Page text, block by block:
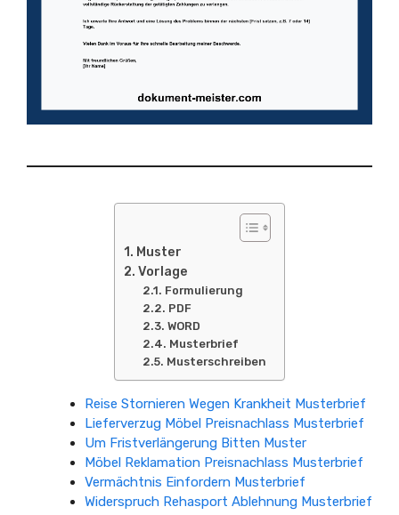
Muster
Vorlage
Formulierung
PDF
WORD
Musterbrief
Musterschreiben
Reise Stornieren Wegen Krankheit Musterbrief
Lieferverzug Möbel Preisnachlass Musterbrief
Um Fristverlängerung Bitten Muster
Möbel Reklamation Preisnachlass Musterbrief
Vermächtnis Einfordern Musterbrief
Widerspruch Rehasport Ablehnung Musterbrief